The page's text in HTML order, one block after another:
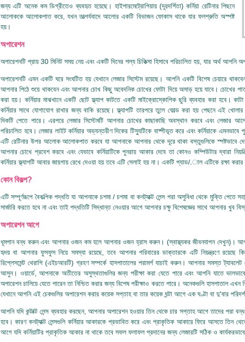
জন্য এটি অনেক কম ডিগ্রীতেও ব্যবহৃত হয়েছে। হাইপারমেট্রোপিয়ায় (দূরদর্শিতা) কর্নিয়া রেটিনার পিছনে
আলোককে আলোকপাত করে, যখন তাত্পর্যবাদে আলোর একটি বিভাজন ফোকাস থাকে যার ফলশ্রুতি অস্পষ্ট
হয়।
অপারেশন
অপারেশনটি প্রায় 30 মিনিট সময় নেয় এবং একটি দিনের শল্য চিকিত্সা হিসাবে পরিচালিত হয়, যার অর্থ আপনি
অপারেশনটি এমন একটি ঘরে সংঘটিত হয় যেখানে লেজার সিস্টেম রয়েছে। আপনি একটি বিশেষ চেয়ারে
আপনার পিঠে শুয়ে থাকবেন এবং আপনার চোখ কিছু অবেদনিক চোখের ফোটা দিয়ে অসাড় হয়ে যাবে। চোখের
করা হয়। কর্নিয়ার মাঝখানে একটি ছোট ফ্ল্যাপ কাটতে একটি মাইক্রোস্কোপিক ছুরি ব্যবহার করা হবে।
কর্নিয়ার সাথে যোগাযোগ রাখার জন্য বাকি রয়েছে। ফ্ল্যাপটি তারপরে তুলে ফোল্ড করা হয় পেছনে এই
দিকটি পেতে পারে। এরপরে লেজার সিস্টেমটি আপনার চোখের কাছাকাছি অবস্থান করবে এবং লেজার
পরিচালিত হবে। লেজার লাইট কর্নিয়ার অভ্যন্তরীণ দিকের টিস্যুটিকে বাষ্পীভূত করে এবং কর্নিয়াকে
এটি রেটিনার উপর আলোক আলোকপাত করবে যা আপনাকে আপনার থেকে দূরে থাকা বস্তুগুলিকে স্পষ্টভাবে
আপনার চোখে প্রবেশ করবে এবং যেভাবে কর্নিয়াটিকে পুনরায় আকার দেবে তা কোনও কম্পিউটার দ্বারা
কর্নিয়ার ফ্ল্যাপটি আবার জায়গায় রেখে দেওয়া হয় তবে এটি সেলাই হয় না। একটি প্যাড/.াল এটিকে রক্ষা
কোন বিকল্প?
এটি সম্পূর্ণরূপে বৈকল্পিক পদ্ধতি যা আপনাকে চশমা / চশমা বা কনট্যাক্ট লেন্স পরা অসুবিধা থেকে মুক্তি পেতে
সার্জারি করতে হবে না এবং তাই পদ্ধতিটি সিদ্ধান্ত নেওয়ার আগে আপনার চক্ষু বিশেষজ্ঞের সাথে আপনার খুব
অপারেশন আগে
ধূমপান বন্ধ করুন এবং আপনার ওজন কম হলে আপনার ওজন হ্রাস করুন। (স্বাস্থ্যকর জীবনযাপন দেখুন)।
হৃদয় বা আপনার ফুসফুস নিয়ে সমস্যা রয়েছে, তবে আপনার পরিবারের ডাক্তারকে এটি নিয়ন্ত্রণে রয়েছে
রিপ্লেসমেন্ট থেরাপি (এইচআরটি) গ্রহণ সম্পর্কে হাসপাতালের পরামর্শ যাচাই করুন। আপনার সমস্ত
আসুন। ওয়ার্ডে, আপনাকে অতীতের অসুস্থতাগুলির জন্য পরীক্ষা করা যেতে পারে এবং আপনি যাতে
অপারেশন চালিয়ে যেতে পারেন তা নিশ্চিত করার জন্য বিশেষ পরীক্ষাও করতে পারে। অনেকগুলি হাসপাতাল এখন
যেখানে আপনি এই চেকগুলির অপারেশন করার কয়েক সপ্তাহ বা তার কয়েক ঘন্টা আগে এক ঘণ্টা বা দু'বার
আপনি যদি কন্টাক্ট লেন্স ব্যবহার করছেন, আপনার অপারেশন হওয়ার তিন থেকে চার সপ্তাহ আগে তাদের পরা
হবে। কারণ কনট্যাক্ট লেন্সগুলি কর্নিয়ার আকারকে প্রভাবিত করে এবং প্রাকৃতিক আকারে ফিরে আসতে তিন
আগে যদি কর্নিয়াটির প্রাকৃতিক আকার না থাকে তবে সফল ফলাফল প্রদানের জন্য লেজারটি সঠিক ও